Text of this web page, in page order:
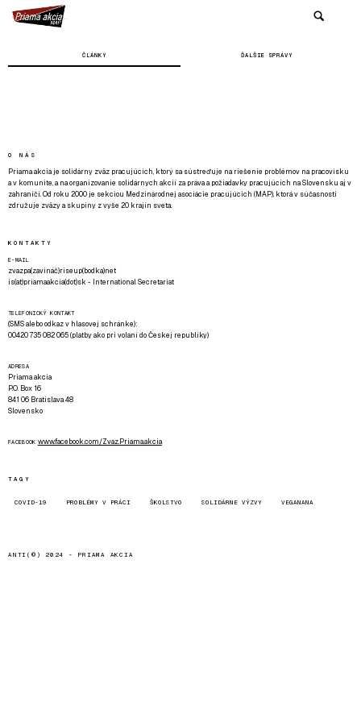
ČLÁNKY ĎALŠIE SPRÁVY
O NÁS
Priama akcia je solidárny zväz pracujúcich, ktorý sa sústreďuje na riešenie problémov na pracovisku
a v komunite, a na organizovanie solidárnych akcií za práva a požiadavky pracujúcich na Slovensku aj v
zahraničí. Od roku 2000 je sekciou Medzinárodnej asociácie pracujúcich (MAP), ktorá v súčasnosti
združuje zväzy a skupiny z vyše 20 krajín sveta.
KONTAKTY
E-MAIL
zvazpa(zavináč)riseup(bodka)net
is(at)priamaakcia(dot)sk - International Secretariat
TELEFONICKÝ KONTAKT
(SMS alebo odkaz v hlasovej schránke):
00420 735 082 065 (platby ako pri volaní do Českej republiky)
ADRESA
Priama akcia
P.O. Box 16
841 06 Bratislava 48
Slovensko
FACEBOOK www.facebook.com/Zvaz.Priama.akcia
TAGY
COVID-19 PROBLÉMY V PRÁCI ŠKOLSTVO SOLIDÁRNE VÝZVY VEGANANA
ANTI(©) 2024 - PRIAMA AKCIA